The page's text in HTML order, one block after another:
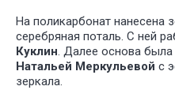
На поликарбонат нанесена
серебряная поталь. С ней
Куклин. Далее основа
Натальей Меркульевой с
зеркала.